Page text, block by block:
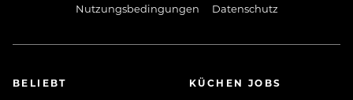
Nutzungsbedingungen
Datenschutz
BELIEBT
KÜCHEN JOBS